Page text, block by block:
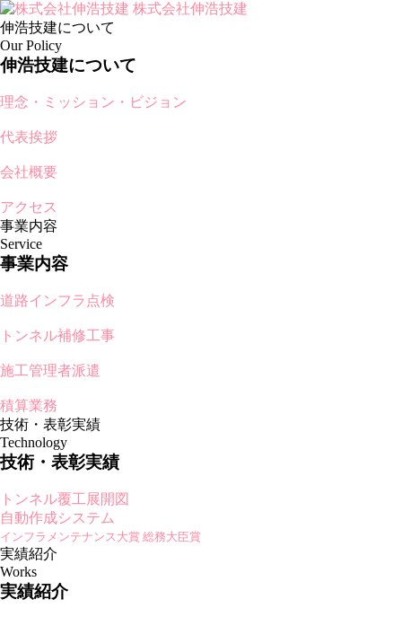
株式会社伸浩技建
伸浩技建について
Our Policy
伸浩技建について
理念・ミッション・ビジョン
代表挨拶
会社概要
アクセス
事業内容
Service
事業内容
道路インフラ点検
トンネル補修工事
施工管理者派遣
積算業務
技術・表彰実績
Technology
技術・表彰実績
トンネル覆工展開図
自動作成システム
インフラメンテナンス大賞 総務大臣賞
実績紹介
Works
実績紹介